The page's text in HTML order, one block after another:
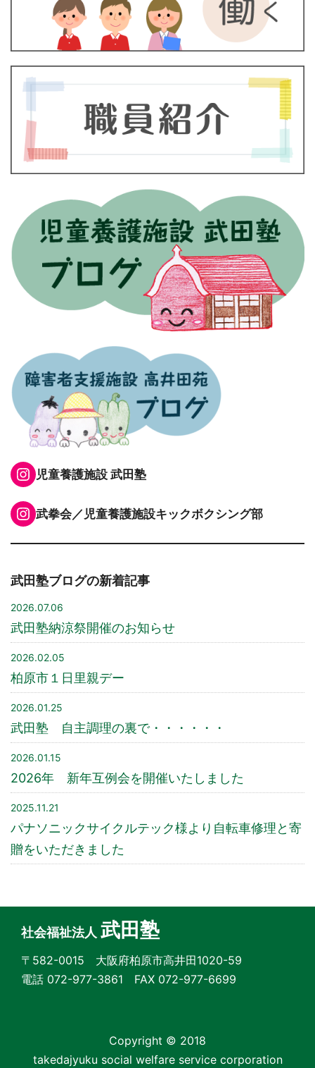
Instagram
児童養護施設 武田塾
Instagram
武拳会／児童養護施設キックボクシング部
武田塾ブログの新着記事
2026.07.06
武田塾納涼祭開催のお知らせ
2026.02.05
柏原市１日里親デー
2026.01.25
武田塾 自主調理の裏で・・・・・・
2026.01.15
2026年 新年互例会を開催いたしました
2025.11.21
パナソニックサイクルテック様より自転車修理と寄
贈をいただきました
社会福祉法人 武田塾
〒582-0015 大阪府柏原市高井田1020-59
電話 072-977-3861 FAX 072-977-6699
Copyright © 2018
takedajyuku social welfare service corporation